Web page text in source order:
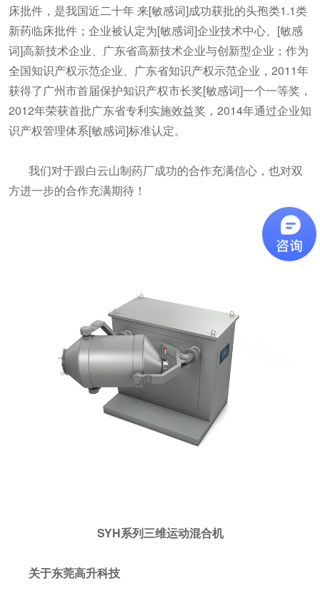
床批件，是我国近二十年 来[敏感词]成功获批的头孢类1.1类
新药临床批件；企业被认定为[敏感词]企业技术中心、[敏感
词]高新技术企业、广东省高新技术企业与创新型企业；作为
全国知识产权示范企业、广东省知识产权示范企业，2011年
获得了广州市首届保护知识产权市长奖[敏感词]一个一等奖，
2012年荣获首批广东省专利实施效益奖，2014年通过企业知
识产权管理体系[敏感词]标准认定。
我们对于跟白云山制药厂成功的合作充满信心，也对双
方进一步的合作充满期待！
SYH系列三维运动混合机
关于东莞高升科技